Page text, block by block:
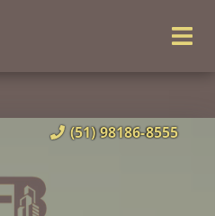
(51) 98186-8555